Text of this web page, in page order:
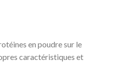
en poudre sur le
caractéristiques et